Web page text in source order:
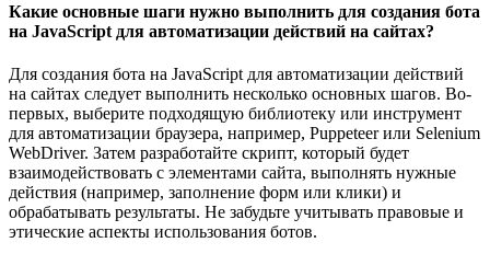
Какие основные шаги нужно выполнить для создания бота
на JavaScript для автоматизации действий на сайтах?
Для создания бота на JavaScript для автоматизации действий
на сайтах следует выполнить несколько основных шагов. Во-
первых, выберите подходящую библиотеку или инструмент
для автоматизации браузера, например, Puppeteer или Selenium
WebDriver. Затем разработайте скрипт, который будет
взаимодействовать с элементами сайта, выполнять нужные
действия (например, заполнение форм или клики) и
обрабатывать результаты. Не забудьте учитывать правовые и
этические аспекты использования ботов.